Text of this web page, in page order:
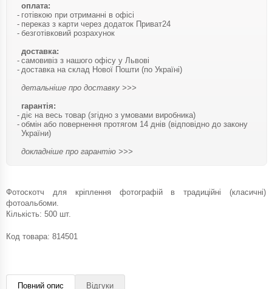
оплата:
готівкою при отриманні в офісі
переказ з карти через додаток Приват24
безготівковий розрахунок
доставка:
самовивіз з нашого офісу у Львові
доставка на склад Нової Пошти (по Україні)
детальніше про доставку >>>
гарантія:
діє на весь товар (згідно з умовами виробника)
обмін або повернення протягом 14 днів (відповідно до закону
України)
докладніше про гарантію >>>
Фотоскотч для кріплення фотографій в традиційні (класичні)
фотоальбоми.
Кількість: 500 шт.
Код товара: 814501
Повний опис Відгуки